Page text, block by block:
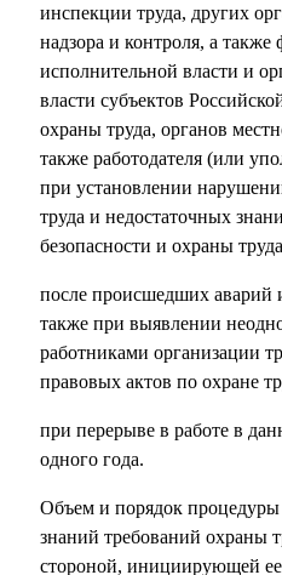
инспекции труда, других
надзора и контроля, а также
исполнительной власти и
власти субъектов
охраны труда, органов
также работодателя (или
при установлении
труда и недостаточных
безопасности и охраны
после происшедших аварий
также при выявлении
работниками организации
правовых актов по охране
при перерыве в работе в
одного года.
Объем и порядок процедуры
знаний требований охраны
стороной, инициирующей